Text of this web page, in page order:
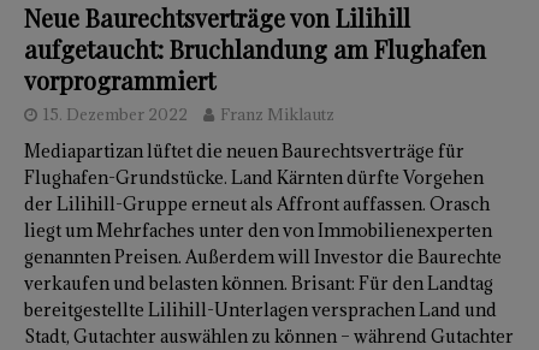
Neue Baurechtsverträge von Lilihill
aufgetaucht: Bruchlandung am Flughafen
vorprogrammiert
15. Dezember 2022 Franz Miklautz
Mediapartizan lüftet die neuen Baurechtsverträge für
Flughafen-Grundstücke. Land Kärnten dürfte Vorgehen
der Lilihill-Gruppe erneut als Affront auffassen. Orasch
liegt um Mehrfaches unter den von Immobilienexperten
genannten Preisen. Außerdem will Investor die Baurechte
verkaufen und belasten können. Brisant: Für den Landtag
bereitgestellte Lilihill-Unterlagen versprachen Land und
Stadt, Gutachter auswählen zu können – während Gutachter